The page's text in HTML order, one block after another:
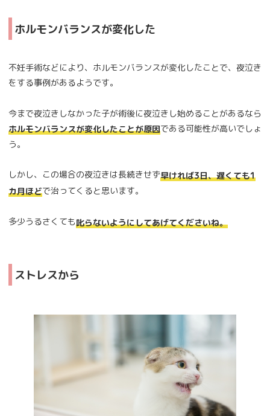
ホルモンバランスが変化した
不妊手術などにより、ホルモンバランスが変化したことで、夜泣き
をする事例があるようです。
今まで夜泣きしなかった子が術後に夜泣きし始めることがあるなら
ホルモンバランスが変化したことが原因である可能性が高いでしょ
う。
しかし、この場合の夜泣きは長続きせず早ければ3日、遅くても1
カ月ほどで治ってくると思います。
多少うるさくても叱らないようにしてあげてくださいね。
ストレスから